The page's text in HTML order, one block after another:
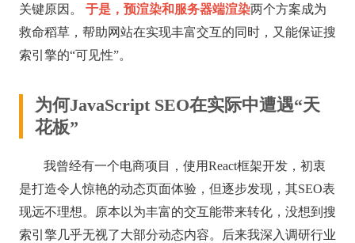
关键原因。 于是，预渲染和服务器端渲染两个方案成为
救命稻草，帮助网站在实现丰富交互的同时，又能保证搜
索引擎的“可见性”。
为何JavaScript SEO在实际中遭遇“天
花板”
我曾经有一个电商项目，使用React框架开发，初衷
是打造令人惊艳的动态页面体验，但逐步发现，其SEO表
现远不理想。原本以为丰富的交互能带来转化，没想到搜
索引擎几乎无视了大部分动态内容。后来我深入调研行业